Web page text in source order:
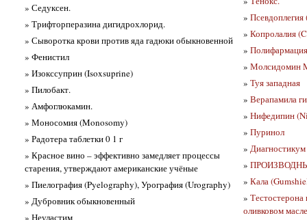
» Седуксен.
» Трифторперазина дигидрохлорид.
» Сыворотка крови против яда гадюки обыкновенной
» Фенистил
» Изокссуприн (Isoxsuprine)
» Пилобакт.
» Амфоглюкамин.
» Моносомия (Monosomy)
» Радотера таблетки 0 1 г
» Красное вино – эффективно замедляет процессы
старения, утверждают американские учёные
» Пиелография (Pyelography), Урография (Urography)
» Дубровник обыкновенный
» Неуластим
»
» Копролалия
»
» Молсидомин
» Туя западная
» Верапамила
» Нифедипин
» Пуринол
» Диагностикум
»
» Кала
» Тестостерона
оливковом